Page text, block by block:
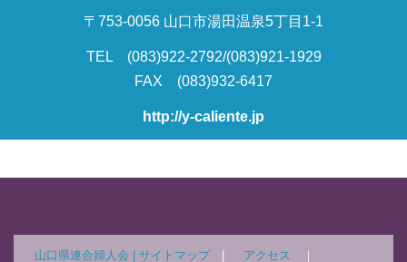
〒753-0056 山口市湯田温泉5丁目1-1
TEL (083)922-2792/(083)921-1929
FAX (083)932-6417
http://y-caliente.jp
山口県連合婦人会 | サイトマップ| アクセス